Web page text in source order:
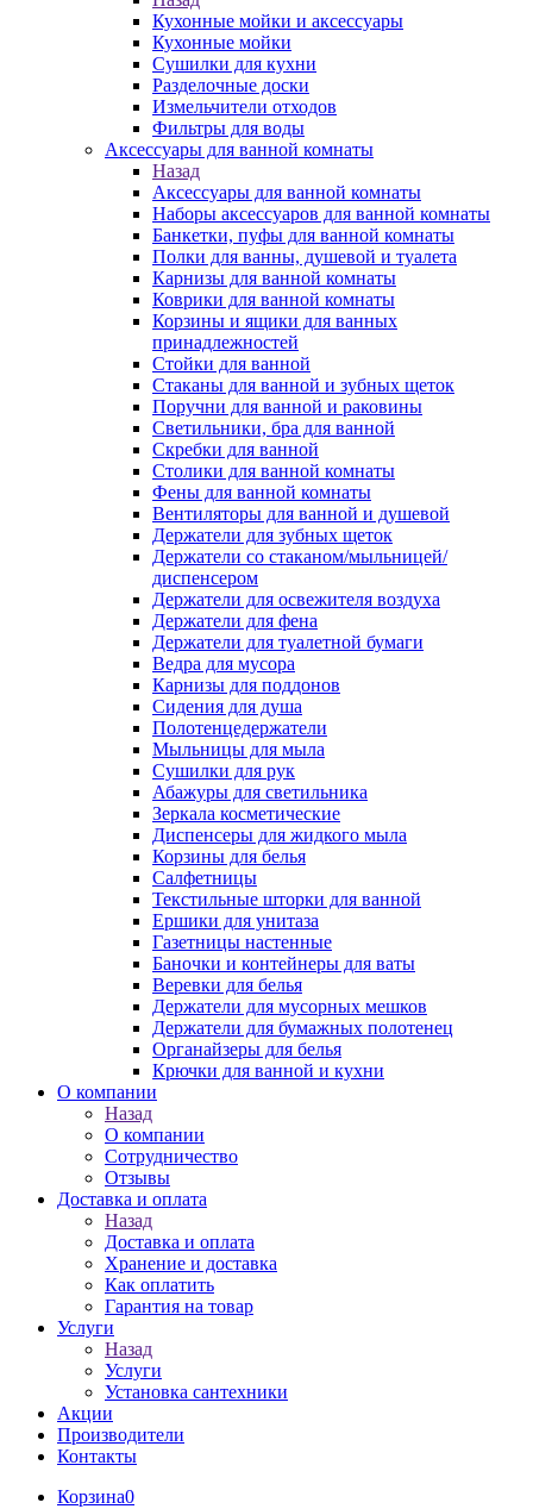
Кухонные мойки и аксессуары
Кухонные мойки
Сушилки для кухни
Разделочные доски
Измельчители отходов
Фильтры для воды
Аксессуары для ванной комнаты
Назад
Аксессуары для ванной комнаты
Наборы аксессуаров для ванной комнаты
Банкетки, пуфы для ванной комнаты
Полки для ванны, душевой и туалета
Карнизы для ванной комнаты
Коврики для ванной комнаты
Корзины и ящики для ванных
принадлежностей
Стойки для ванной
Стаканы для ванной и зубных щеток
Поручни для ванной и раковины
Светильники, бра для ванной
Скребки для ванной
Столики для ванной комнаты
Фены для ванной комнаты
Вентиляторы для ванной и душевой
Держатели для зубных щеток
Держатели со стаканом/мыльницей/
диспенсером
Держатели для освежителя воздуха
Держатели для фена
Держатели для туалетной бумаги
Ведра для мусора
Карнизы для поддонов
Сидения для душа
Полотенцедержатели
Мыльницы для мыла
Сушилки для рук
Абажуры для светильника
Зеркала косметические
Диспенсеры для жидкого мыла
Корзины для белья
Салфетницы
Текстильные шторки для ванной
Ершики для унитаза
Газетницы настенные
Баночки и контейнеры для ваты
Веревки для белья
Держатели для мусорных мешков
Держатели для бумажных полотенец
Органайзеры для белья
Крючки для ванной и кухни
О компании
Назад
О компании
Сотрудничество
Отзывы
Доставка и оплата
Назад
Доставка и оплата
Хранение и доставка
Как оплатить
Гарантия на товар
Услуги
Назад
Услуги
Установка сантехники
Акции
Производители
Контакты
Корзина0